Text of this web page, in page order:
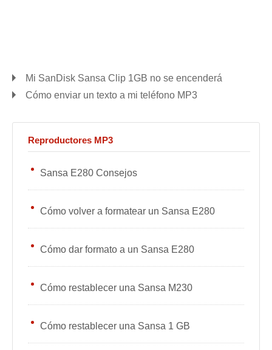
Mi SanDisk Sansa Clip 1GB no se encenderá
Cómo enviar un texto a mi teléfono MP3
Reproductores MP3
Sansa E280 Consejos
Cómo volver a formatear un Sansa E280
Cómo dar formato a un Sansa E280
Cómo restablecer una Sansa M230
Cómo restablecer una Sansa 1 GB